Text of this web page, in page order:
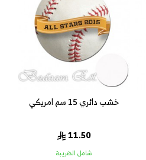
خشب دائري 15 سم امريكي
11.50
شامل الضريبة